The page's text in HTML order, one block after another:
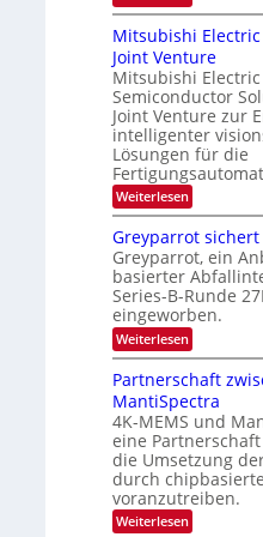
T
e
n
d
s
m
e
r
s
t
e
n
H
a
l
b
j
a
h
r
i
a
r
a
t
z
n
i
m
m
t
i
n
d
e
r
D
A
C
H
-
I
n
d
u
s
t
r
i
e
z
u
O
p
t
i
k
-
K
u
r
s
v
o
n
P
h
o
t
o
n
i
c
s
H
u
b
Mitsubishi
Joint Venture
Mitsubishi
Semiconductor
Joint Venture zur
intelligenter
Lösungen für die
Weiterlesen:
M
t
s
u
b
i
s
h
i
E
l
e
c
t
r
i
c
u
n
Greyparrot sichert
Greyparrot, ein
basierter
Series-B-Runde
eingeworben.
Weiterlesen:
G
r
e
y
p
a
r
r
o
t
s
Partnerschaft
MantiSpectra
4K-MEMS und
eine
die Umsetzung
durch
voranzutreiben.
Weiterlesen: